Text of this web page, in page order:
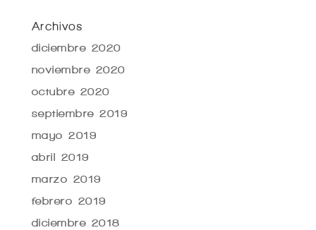
Archivos
diciembre 2020
noviembre 2020
octubre 2020
septiembre 2019
mayo 2019
abril 2019
marzo 2019
febrero 2019
diciembre 2018